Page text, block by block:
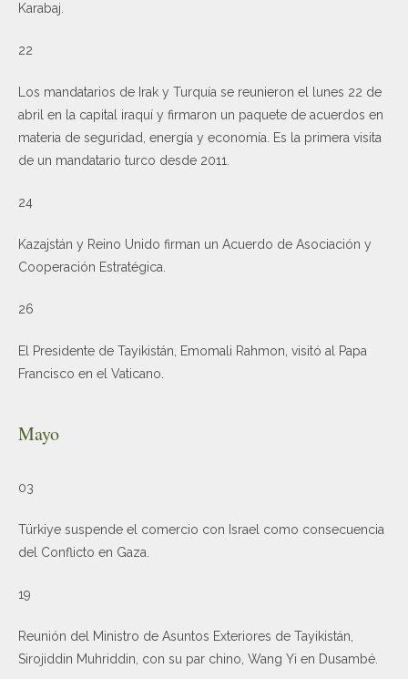
Karabaj.
22
Los mandatarios de Irak y Turquía se reunieron el lunes 22 de
abril en la capital iraquí y firmaron un paquete de acuerdos en
materia de seguridad, energía y economía. Es la primera visita
de un mandatario turco desde 2011.
24
Kazajstán y Reino Unido firman un Acuerdo de Asociación y
Cooperación Estratégica.
26
El Presidente de Tayikistán, Emomali Rahmon, visitó al Papa
Francisco en el Vaticano.
Mayo
03
Türkiye suspende el comercio con Israel como consecuencia
del Conflicto en Gaza.
19
Reunión del Ministro de Asuntos Exteriores de Tayikistán,
Sirojiddin Muhriddin, con su par chino, Wang Yi en Dusambé.